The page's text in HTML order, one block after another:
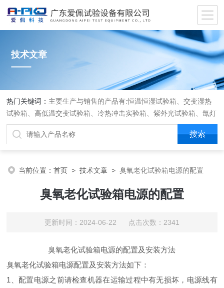
技术文章
热门关键词： 主要生产与销售的产品有:恒温恒湿试验箱、交变湿热
试验箱、高低温交变试验箱、冷热冲击实验箱、紫外光试验箱、氙灯
老化箱、恒温恒湿实验室、沙尘试验箱、淋雨试验箱、盐水喷雾试验
箱、各种振动试验台、拉力试验机、蒸汽老化试验机、跌落试验机、
当前位置：首页 >技术文章 >臭氧老化试验箱电源的配置
臭氧老化试验箱电源的配置
更新时间：2024-06-22 点击次数：2341
臭氧老化试验箱电源的配置及安装方法
臭氧老化试验箱电源配置及安装方法如下：
1、配置电源之前请检查机器在运输过程中有无损坏，电源线有